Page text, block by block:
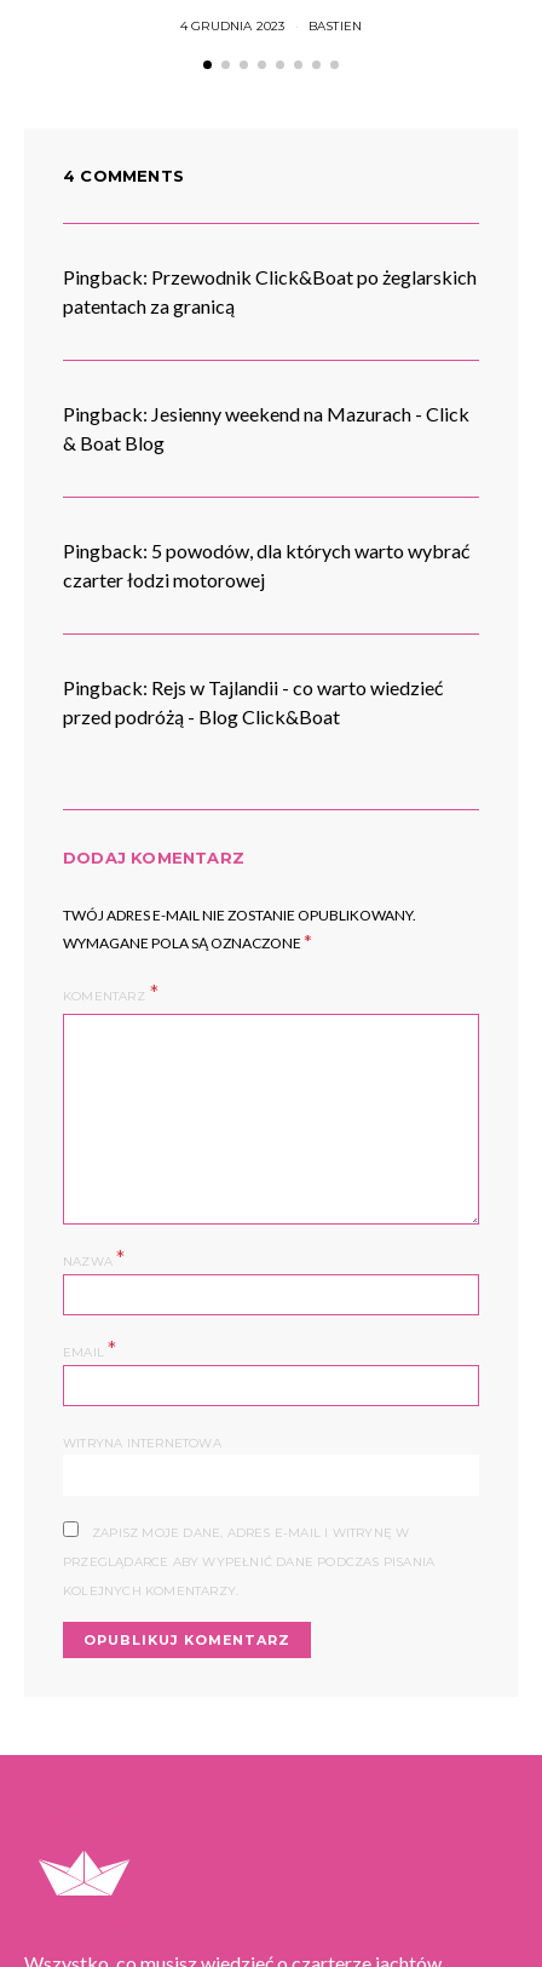
4 GRUDNIA 2023 BASTIEN
4 COMMENTS
Pingback: Przewodnik Click&Boat po żeglarskich
patentach za granicą
Pingback: Jesienny weekend na Mazurach - Click
& Boat Blog
Pingback: 5 powodów, dla których warto wybrać
czarter łodzi motorowej
Pingback: Rejs w Tajlandii - co warto wiedzieć
przed podróżą - Blog Click&Boat
DODAJ KOMENTARZ
TWÓJ ADRES E-MAIL NIE ZOSTANIE OPUBLIKOWANY.
WYMAGANE POLA SĄ OZNACZONE *
KOMENTARZ
NAZWA*
EMAIL*
WITRYNA INTERNETOWA
ZAPISZ MOJE DANE, ADRES E-MAIL I WITRYNĘ W
PRZEGLĄDARCE ABY WYPEŁNIĆ DANE PODCZAS PISANIA
KOLEJNYCH KOMENTARZY.